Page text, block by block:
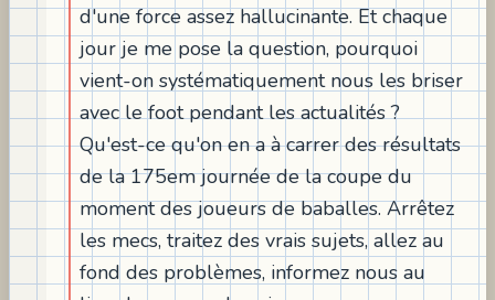
d'une force assez hallucinante. Et chaque
jour je me pose la question, pourquoi
vient-on systématiquement nous les briser
avec le foot pendant les actualités ?
Qu'est-ce qu'on en a à carrer des résultats
de la 175em journée de la coupe du
moment des joueurs de baballes. Arrêtez
les mecs, traitez des vrais sujets, allez au
fond des problèmes, informez nous au